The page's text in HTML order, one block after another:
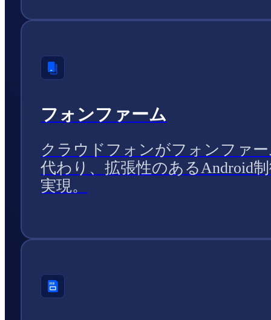
フォンファーム
クラウドフォンがフォンファ
代わり、拡張性のあるAndroid
実現。